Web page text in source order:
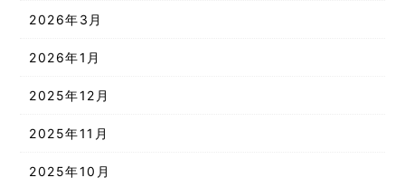
2026年3月
2026年1月
2025年12月
2025年11月
2025年10月